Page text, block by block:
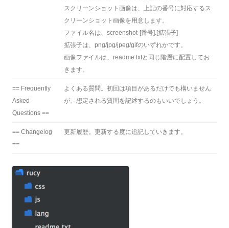
スクリーンショット画像は、上記の番号に対応するス
クリーンショット画像を用意します。
ファイル名は、screenshot-[番号].[拡張子]
拡張子は、png/jpg/jpeg/gifのいずれかです。
画像ファイルは、readme.txtと同じ階層に配置してお
きます。
== Frequently
Asked
Questions ==
よくある質問。初回は項目があるだけでも構いません
が、想定される質問を記述するのもいいでしょう。
== Changelog
==
更新履歴。更新する度に追記していきます。